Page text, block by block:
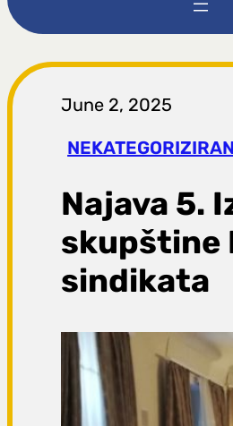
t
r
a
g
a
June 2, 2025
Najava 5.
skupštine
sindikata